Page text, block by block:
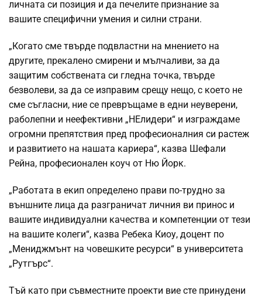
личната си позиция и да печелите признание за
вашите специфични умения и силни страни.
„Когато сме твърде подвластни на мнението на
другите, прекалено смирени и мълчаливи, за да
защитим собствената си гледна точка, твърде
безволеви, за да се изправим срещу нещо, с което не
сме съгласни, ние се превръщаме в едни неуверени,
раболепни и неефективни „НЕлидери“ и изграждаме
огромни препятствия пред професионалния си растеж
и развитието на нашата кариера“, казва Шефали
Рейна, професионален коуч от Ню Йорк.
„Работата в екип определено прави по-трудно за
външните лица да разграничат личния ви принос и
вашите индивидуални качества и компетенции от тези
на вашите колеги“, казва Ребека Киоу, доцент по
„Мениджмънт на човешките ресурси“ в университета
„Рутгърс“.
Тъй като при съвместните проекти вие сте принудени